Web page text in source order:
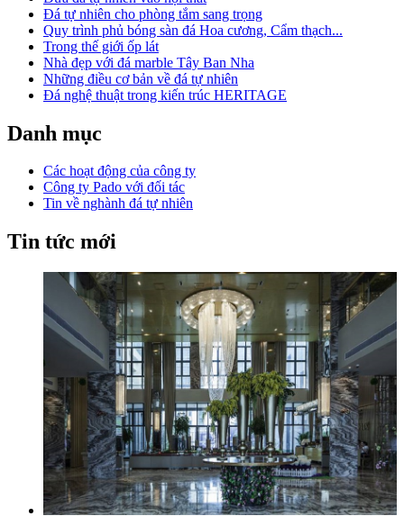
Đá tự nhiên cho phòng tắm sang trọng
Quy trình phủ bóng sàn đá Hoa cương, Cẩm thạch...
Trong thế giới ốp lát
Nhà đẹp với đá marble Tây Ban Nha
Những điều cơ bản về đá tự nhiên
Đá nghệ thuật trong kiến trúc HERITAGE
Danh mục
Các hoạt động của công ty
Công ty Pado với đối tác
Tin về nghành đá tự nhiên
Tin tức mới